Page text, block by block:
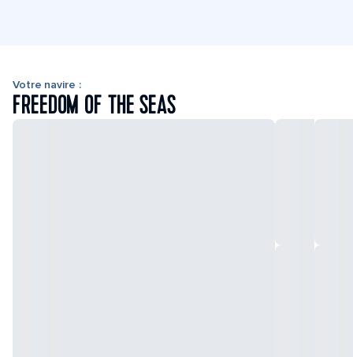
Votre navire :
FREEDOM OF THE SEAS